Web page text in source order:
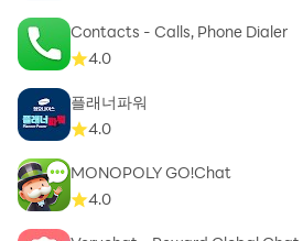
Contacts - Calls, Phone Dialer
4.0
플래너파워
4.0
MONOPOLY GO!Chat
4.0